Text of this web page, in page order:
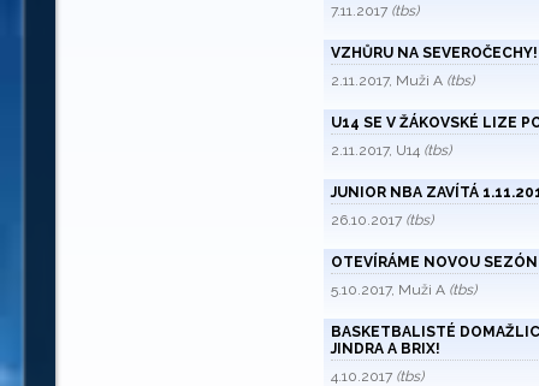
7.11.2017 (tbs)
VZHŮRU NA SEVEROČECHY!
2.11.2017, Muži A (tbs)
U14 SE V ŽÁKOVSKÉ LIZE
2.11.2017, U14 (tbs)
JUNIOR NBA ZAVÍTÁ
26.10.2017 (tbs)
OTEVÍRÁME NOVOU
5.10.2017, Muži A (tbs)
BASKETBALISTÉ
JINDRA A BRIX!
4.10.2017 (tbs)